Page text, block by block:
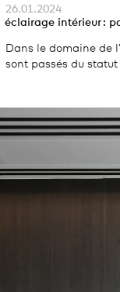
26.01.2024
éclairage intérieur :
Dans le domaine de
sont passés du statut